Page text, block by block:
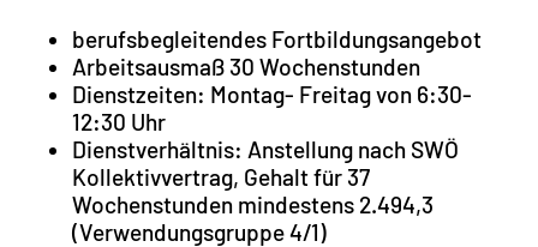
berufsbegleitendes Fortbildungsangebot
Arbeitsausmaß 30 Wochenstunden
Dienstzeiten: Montag- Freitag von 6:30-
12:30 Uhr
Dienstverhältnis: Anstellung nach SWÖ
Kollektivvertrag, Gehalt für 37
Wochenstunden mindestens 2.494,3
(Verwendungsgruppe 4/1)